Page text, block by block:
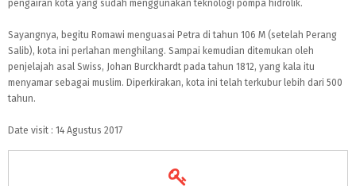
pengairan kota yang sudah menggunakan teknologi pompa hidrolik.
Sayangnya, begitu Romawi menguasai Petra di tahun 106 M (setelah Perang
Salib), kota ini perlahan menghilang. Sampai kemudian ditemukan oleh
penjelajah asal Swiss, Johan Burckhardt pada tahun 1812, yang kala itu
menyamar sebagai muslim. Diperkirakan, kota ini telah terkubur lebih dari 500
tahun.
Date visit : 14 Agustus 2017